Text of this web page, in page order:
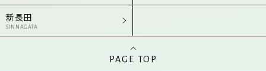
新長田
SINNAGATA
PAGE TOP